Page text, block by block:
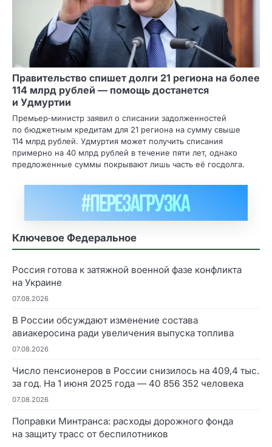
Правительство спишет долги 21 региона на более
114 млрд рублей — помощь достанется
и Удмуртии
Премьер‑министр заявил о списании задолженностей
по бюджетным кредитам для 21 региона на сумму свыше
114 млрд рублей. Удмуртия может получить списания
примерно на 40 млрд рублей в течение пяти лет, однако
предложенные суммы покрывают лишь часть её госдолга.
Ключевое Федеральное
Россия готова к затяжной военной фазе конфликта
на Украине
07.08.2026
В России обсуждают изменение состава
авиакеросина ради увеличения выпуска топлива
07.08.2026
Число пенсионеров в России снизилось на 409,4 тыс.
за год. На 1 июня 2025 года — 40 856 352 человека
07.08.2026
Поправки Минтранса: расходы дорожного фонда
на защиту трасс от беспилотников